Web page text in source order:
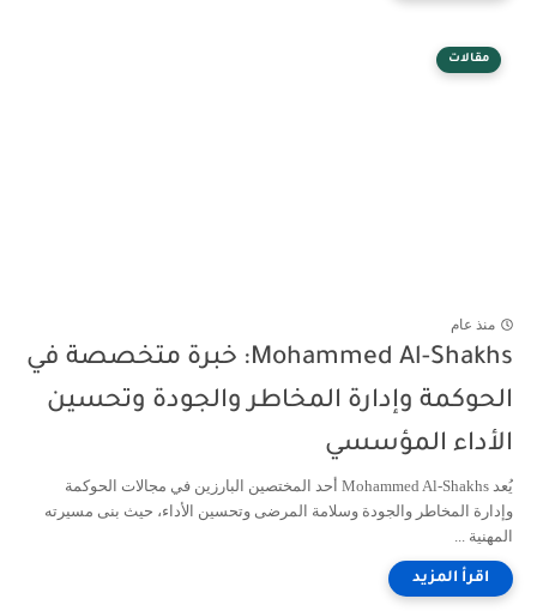
مقالات
منذ عام
Mohammed Al-Shakhs: خبرة متخصصة في
الحوكمة وإدارة المخاطر والجودة وتحسين
الأداء المؤسسي
يُعد Mohammed Al-Shakhs أحد المختصين البارزين في مجالات الحوكمة
وإدارة المخاطر والجودة وسلامة المرضى وتحسين الأداء، حيث بنى مسيرته
المهنية ...